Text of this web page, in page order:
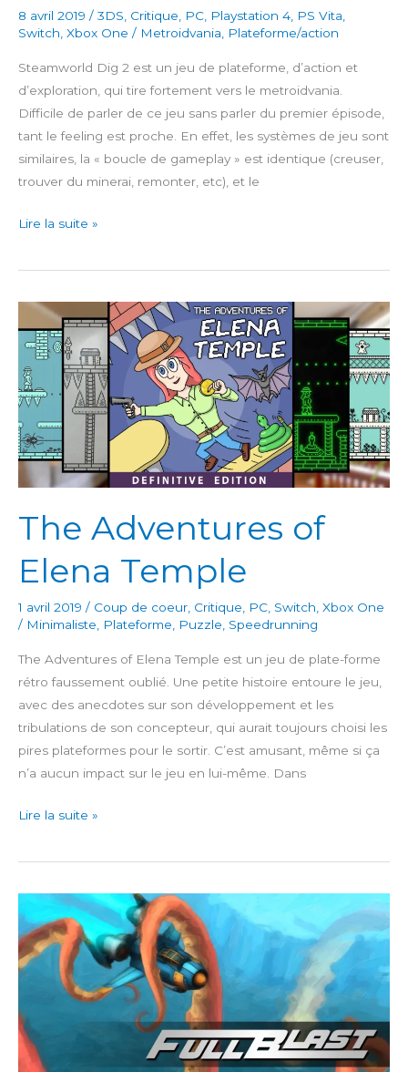
8 avril 2019 / 3DS Critique PC Playstation 4 PS Vita
Switch Xbox One / Metroidvania Plateforme/action
Steamworld Dig 2 est un jeu de plateforme, d’action et
d’exploration, qui tire fortement vers le metroidvania.
Difficile de parler de ce jeu sans parler du premier épisode,
tant le feeling est proche. En effet, les systèmes de jeu sont
similaires, la « boucle de gameplay » est identique (creuser,
trouver du minerai, remonter, etc), et le
SteamWorld
2
Lire la suite »
The Adventures of
Elena Temple
1 avril 2019 / Coup de coeur Critique PC Switch Xbox One
/ Minimaliste Plateforme Puzzle Speedrunning
The Adventures of Elena Temple est un jeu de plate-forme
rétro faussement oublié. Une petite histoire entoure le jeu,
avec des anecdotes sur son développement et les
tribulations de son concepteur, qui aurait toujours choisi les
pires plateformes pour le sortir. C’est amusant, même si ça
n’a aucun impact sur le jeu en lui-même. Dans
The
of
Temple
Lire la suite »